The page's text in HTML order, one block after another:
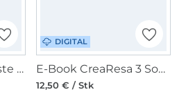
E-Book Malomi Weste Poncho Amalia
DIGITAL
E-Book CreaResa 3 Sommer-Basic-Shirts Bundle Kombipaket
12,50 € / Stk